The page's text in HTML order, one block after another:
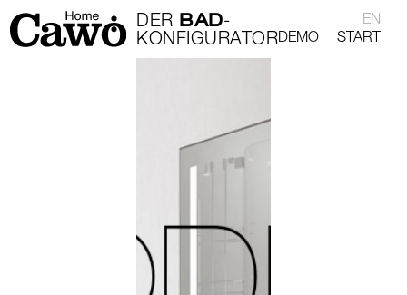
DER BAD-
KONFIGURATOR
EN
DEMO
START